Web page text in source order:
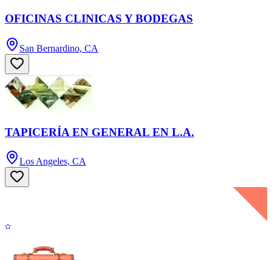
OFICINAS CLINICAS Y BODEGAS
San Bernardino, CA
TAPICERÍA EN GENERAL EN L.A.
Los Angeles, CA